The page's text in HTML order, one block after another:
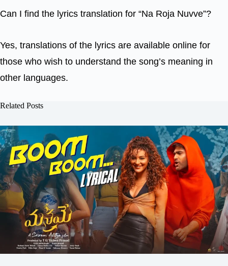
Can I find the lyrics translation for “Na Roja Nuvve”?
Yes, translations of the lyrics are available online for
those who wish to understand the song’s meaning in
other languages.
Related Posts